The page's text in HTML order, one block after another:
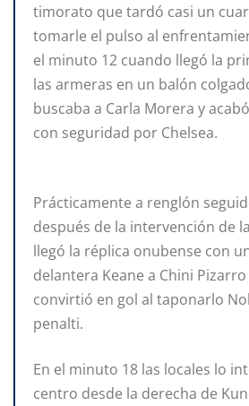
timorato que tardó casi un
tomarle el pulso al
el minuto 12 cuando llegó la
las armeras en un balón
buscaba a Carla Morera y
con seguridad por Chelsea.
Prácticamente a renglón
después de la intervención de
llegó la réplica onubense con
delantera Keane a Chini
convirtió en gol al taponarlo
penalti.
En el minuto 18 las locales lo
centro desde la derecha de